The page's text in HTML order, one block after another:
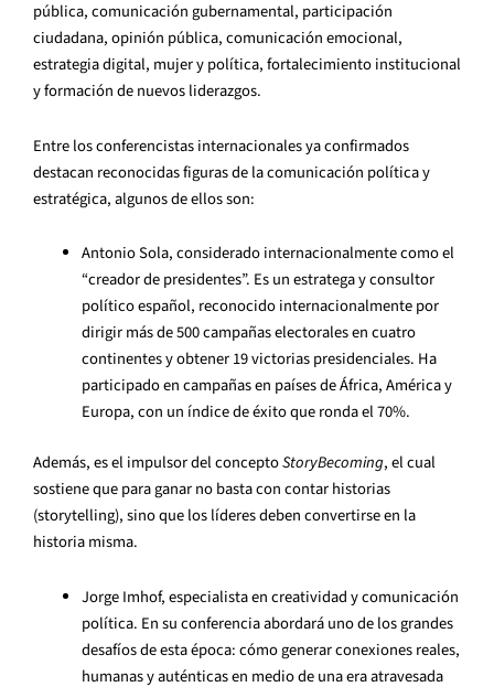
pública, comunicación gubernamental, participación
ciudadana, opinión pública, comunicación emocional,
estrategia digital, mujer y política, fortalecimiento institucional
y formación de nuevos liderazgos.
Entre los conferencistas internacionales ya confirmados
destacan reconocidas figuras de la comunicación política y
estratégica, algunos de ellos son:
Antonio Sola, considerado internacionalmente como el
“creador de presidentes”. Es un estratega y consultor
político español, reconocido internacionalmente por
dirigir más de 500 campañas electorales en cuatro
continentes y obtener 19 victorias presidenciales. Ha
participado en campañas en países de África, América y
Europa, con un índice de éxito que ronda el 70%.
Además, es el impulsor del conceptoStoryBecoming, el cual
sostiene que para ganar no basta con contar historias
(storytelling), sino que los líderes deben convertirse en la
historia misma.
Jorge Imhof, especialista en creatividad y comunicación
política. En su conferencia abordará uno de los grandes
desafíos de esta época: cómo generar conexiones reales,
humanas y auténticas en medio de una era atravesada